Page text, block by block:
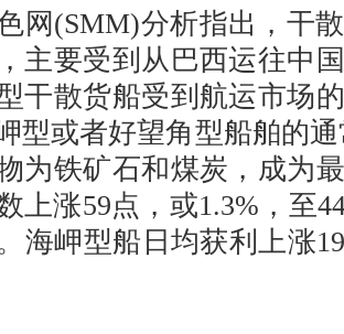
(SMM)分析指出，干散
主要受到从巴西运往中
干散货船受到航运市场
型或者好望角型船舶的
为铁矿石和煤炭，成为
上涨59点，或1.3%，至
海岬型船日均获利上涨